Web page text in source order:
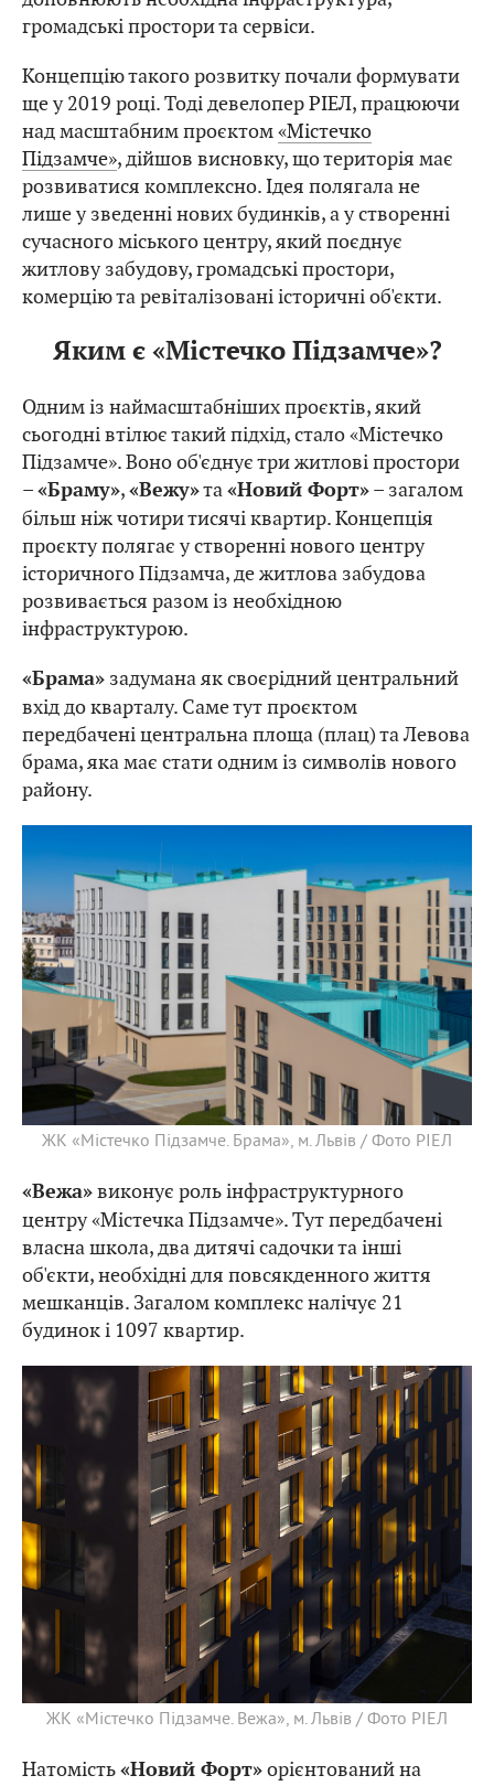
громадські простори та сервіси.
Концепцію такого розвитку почали формувати
ще у 2019 році. Тоді девелопер РІЕЛ, працюючи
над масштабним проєктом«Містечко
Підзамче», дійшов висновку, що територія має
розвиватися комплексно. Ідея полягала не
лише у зведенні нових будинків, а у створенні
сучасного міського центру, який поєднує
житлову забудову, громадські простори,
комерцію та ревіталізовані історичні об'єкти.
Яким є «Містечко Підзамче»?
Одним із наймасштабніших проєктів, який
сьогодні втілює такий підхід, стало «Містечко
Підзамче». Воно об'єднує три житлові простори
–«Браму»,«Вежу»та«Новий Форт»– загалом
більш ніж чотири тисячі квартир. Концепція
проєкту полягає у створенні нового центру
історичного Підзамча, де житлова забудова
розвивається разом із необхідною
інфраструктурою.
«Брама» задумана як своєрідний центральний
вхід до кварталу. Саме тут проєктом
передбачені центральна площа (плац) та Левова
брама, яка має стати одним із символів нового
району.
ЖК «Містечко Підзамче. Брама», м. Львів / Фото РІЕЛ
«Вежа»виконує роль інфраструктурного
центру «Містечка Підзамче». Тут передбачені
власна школа, два дитячі садочки та інші
об'єкти, необхідні для повсякденного життя
мешканців. Загалом комплекс налічує 21
будинок і 1097 квартир.
ЖК «Містечко Підзамче. Вежа», м. Львів / Фото РІЕЛ
Натомість«Новий Форт»орієнтований на